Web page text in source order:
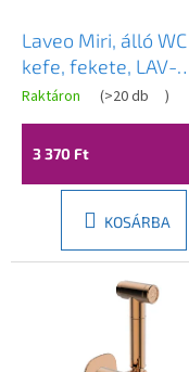
Laveo Miri, álló WC
kefe, fekete, LAV-
ALM_750S
Raktáron (>20 db )
3 370 Ft
KOSÁRBA